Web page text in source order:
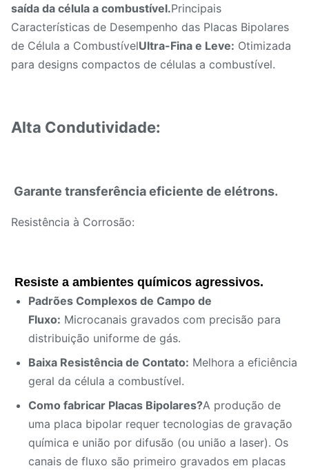
saída da célula a combustível.Principais
Características de Desempenho das Placas Bipolares
de Célula a CombustívelUltra-Fina e Leve: Otimizada
para designs compactos de células a combustível.
Alta Condutividade:
Garante transferência eficiente de elétrons.
Resistência à Corrosão:
Resiste a ambientes químicos agressivos.
Padrões Complexos de Campo de
Fluxo: Microcanais gravados com precisão para
distribuição uniforme de gás.
Baixa Resistência de Contato: Melhora a eficiência
geral da célula a combustível.
Como fabricar Placas Bipolares?A produção de
uma placa bipolar requer tecnologias de gravação
química e união por difusão (ou união a laser). Os
canais de fluxo são primeiro gravados em placas